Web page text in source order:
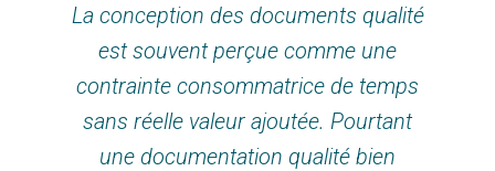
La conception des documents qualité
est souvent perçue comme une
contrainte consommatrice de temps
sans réelle valeur ajoutée. Pourtant
une documentation qualité bien